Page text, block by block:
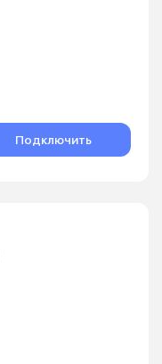
Подключить